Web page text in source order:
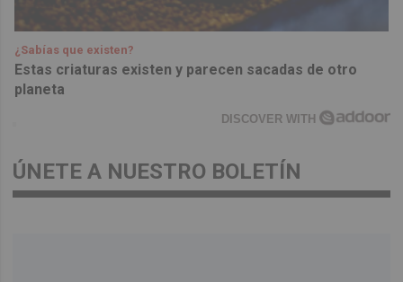
¿Sabías que existen?
Estas criaturas existen y parecen sacadas de otro
planeta
DISCOVER WITH
ÚNETE A NUESTRO BOLETÍN